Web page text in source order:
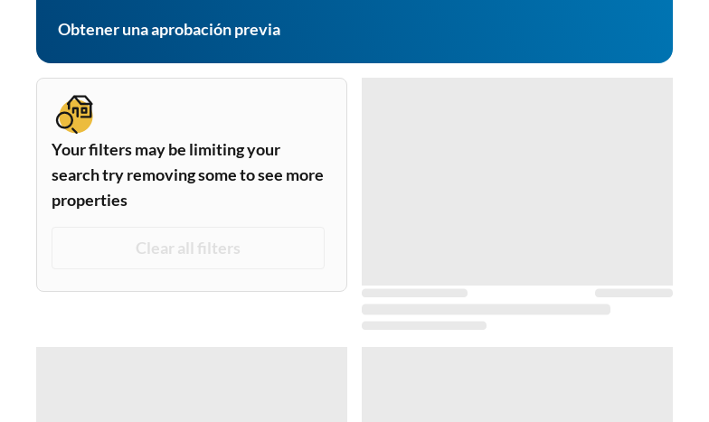
Obtener una aprobación previa
Your filters may be limiting your
search try removing some to see more
properties
Clear all filters